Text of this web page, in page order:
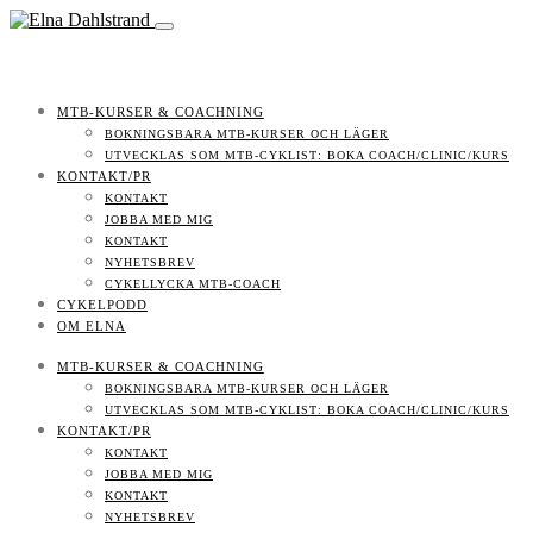
MTB-KURSER & COACHNING
BOKNINGSBARA MTB-KURSER OCH LÄGER
UTVECKLAS SOM MTB-CYKLIST: BOKA COACH/CLINIC/KURS
KONTAKT/PR
KONTAKT
JOBBA MED MIG
KONTAKT
NYHETSBREV
CYKELLYCKA MTB-COACH
CYKELPODD
OM ELNA
MTB-KURSER & COACHNING
BOKNINGSBARA MTB-KURSER OCH LÄGER
UTVECKLAS SOM MTB-CYKLIST: BOKA COACH/CLINIC/KURS
KONTAKT/PR
KONTAKT
JOBBA MED MIG
KONTAKT
NYHETSBREV